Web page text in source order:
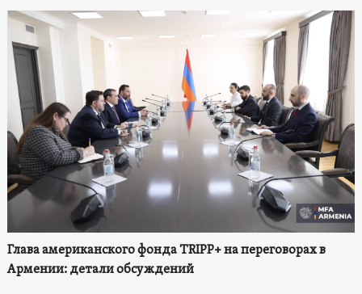
Глава американского фонда TRIPP+ на переговорах в
Армении: детали обсуждений